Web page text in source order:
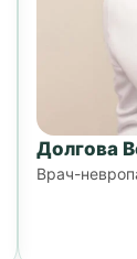
Долгова
Врач-